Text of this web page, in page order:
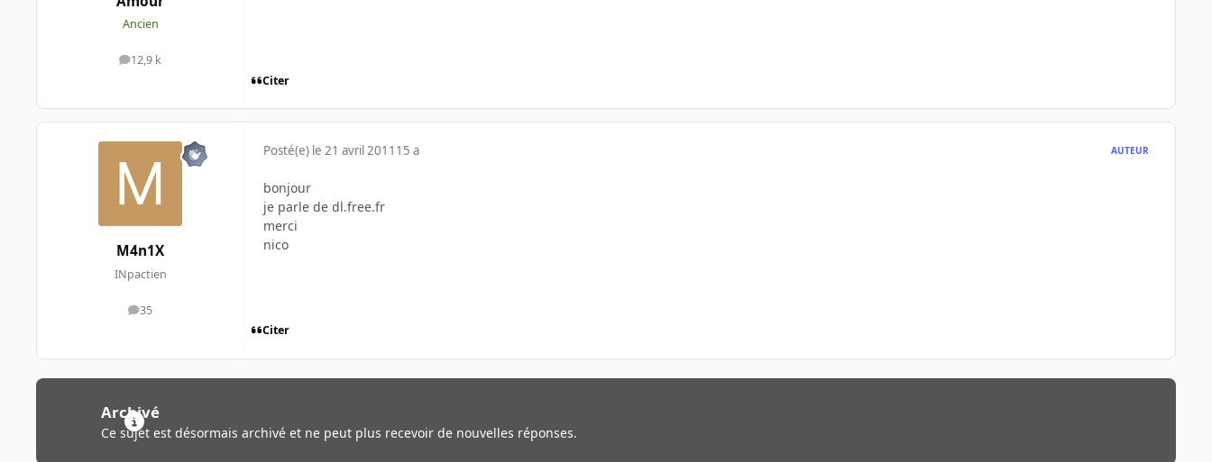
Ancien
12,9 k
messages
Citer
M4n1X
INpactien
35
messages
Posté(e) le 21 avril 2011 15 a AUTEUR
bonjour
je parle de dl.free.fr
merci
nico
Citer
Archivé
Ce sujet est désormais archivé et ne peut plus recevoir de nouvelles réponses.